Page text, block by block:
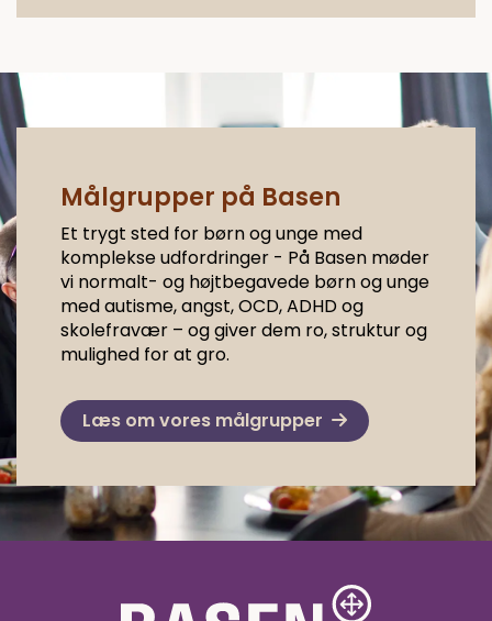
Målgrupper på Basen
Et trygt sted for børn og unge med
komplekse udfordringer - På Basen møder
vi normalt- og højtbegavede børn og unge
med autisme, angst, OCD, ADHD og
skolefravær – og giver dem ro, struktur og
mulighed for at gro.
Læs om vores målgrupper